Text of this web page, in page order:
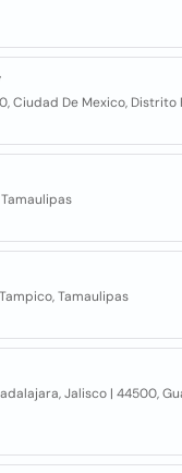
Ciudad De Mexico, Distrito
Tamaulipas
Jalisco | 44500,